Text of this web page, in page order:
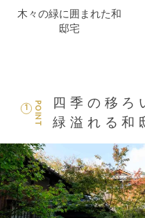
木々の緑に囲まれた和
邸宅
POINT
1
四季の移ろ
緑溢れる和